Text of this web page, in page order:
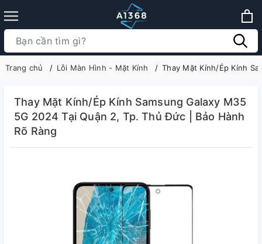
Trang chủ Lỗi Màn Hình - Mặt Kính Thay Mặt Kính/Ép Kính
Thay Mặt Kính/Ép Kính Samsung Galaxy M35
5G 2024 Tại Quận 2, Tp. Thủ Đức | Bảo Hành
Rõ Ràng